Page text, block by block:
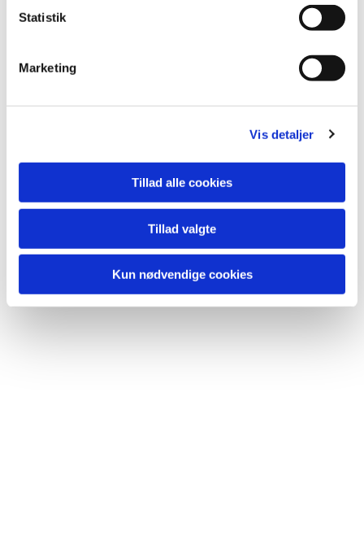
Statistik
Marketing
Vis detaljer
Tillad alle cookies
Tillad valgte
Kun nødvendige cookies
Du vil måske også kunne
lide...